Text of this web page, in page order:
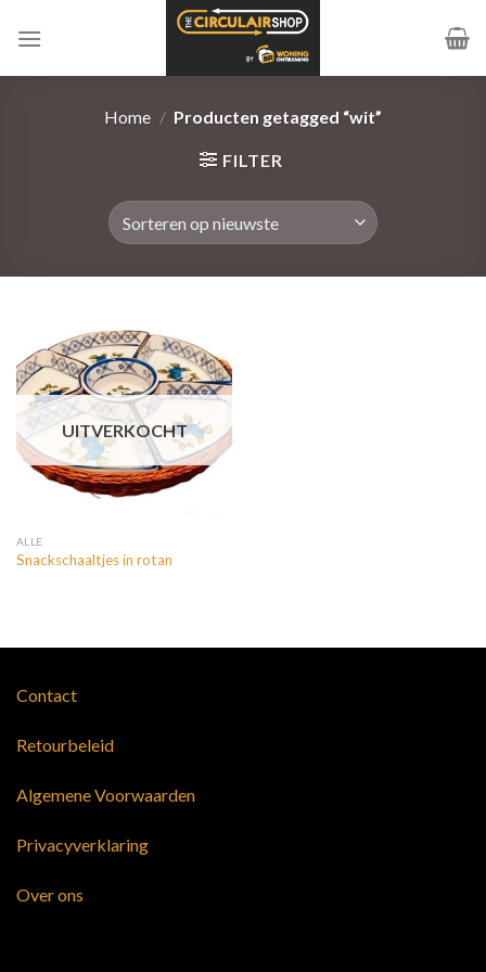
naar
Home / Producten getagged “wit”
FILTER
UITVERKOCHT
ALLE
Snackschaaltjes in rotan
Contact
Retourbeleid
Algemene Voorwaarden
Privacyverklaring
Over ons